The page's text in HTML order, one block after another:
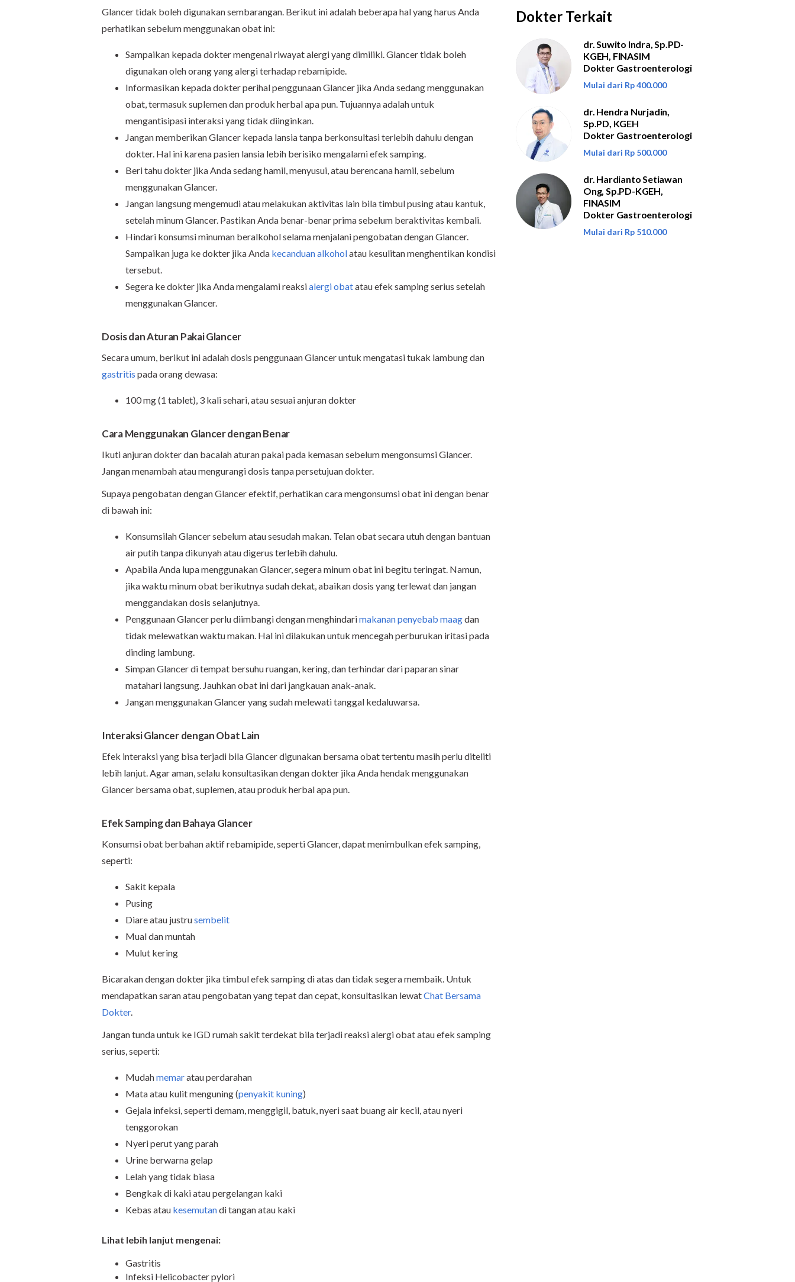
Glancer tidak boleh digunakan sembarangan. Berikut ini adalah beberapa hal yang harus Anda
perhatikan sebelum menggunakan obat ini:
Sampaikan kepada dokter mengenai riwayat alergi yang dimiliki. Glancer tidak boleh
digunakan oleh orang yang alergi terhadap rebamipide.
Informasikan kepada dokter perihal penggunaan Glancer jika Anda sedang menggunakan
obat, termasuk suplemen dan produk herbal apa pun. Tujuannya adalah untuk
mengantisipasi interaksi yang tidak diinginkan.
Jangan memberikan Glancer kepada lansia tanpa berkonsultasi terlebih dahulu dengan
dokter. Hal ini karena pasien lansia lebih berisiko mengalami efek samping.
Beri tahu dokter jika Anda sedang hamil, menyusui, atau berencana hamil, sebelum
menggunakan Glancer.
Jangan langsung mengemudi atau melakukan aktivitas lain bila timbul pusing atau kantuk,
setelah minum Glancer. Pastikan Anda benar-benar prima sebelum beraktivitas kembali.
Hindari konsumsi minuman beralkohol selama menjalani pengobatan dengan Glancer.
Sampaikan juga ke dokter jika Anda kecanduan alkoholatau kesulitan menghentikan kondisi
tersebut.
Segera ke dokter jika Anda mengalami reaksialergi obatatau efek samping serius setelah
menggunakan Glancer.
Dosis dan Aturan Pakai Glancer
Secara umum, berikut ini adalah dosis penggunaan Glancer untuk mengatasi tukak lambung dan
gastritis pada orang dewasa:
100 mg (1 tablet), 3 kali sehari, atau sesuai anjuran dokter
Cara Menggunakan Glancer dengan Benar
Ikuti anjuran dokter dan bacalah aturan pakai pada kemasan sebelum mengonsumsi Glancer.
Jangan menambah atau mengurangi dosis tanpa persetujuan dokter.
Supaya pengobatan dengan Glancer efektif, perhatikan cara mengonsumsi obat ini dengan benar
di bawah ini:
Konsumsilah Glancer sebelum atau sesudah makan. Telan obat secara utuh dengan bantuan
air putih tanpa dikunyah atau digerus terlebih dahulu.
Apabila Anda lupa menggunakan Glancer, segera minum obat ini begitu teringat. Namun,
jika waktu minum obat berikutnya sudah dekat, abaikan dosis yang terlewat dan jangan
menggandakan dosis selanjutnya.
Penggunaan Glancer perlu diimbangi dengan menghindarimakanan penyebab maagdan
tidak melewatkan waktu makan. Hal ini dilakukan untuk mencegah perburukan iritasi pada
dinding lambung.
Simpan Glancer di tempat bersuhu ruangan, kering, dan terhindar dari paparan sinar
matahari langsung. Jauhkan obat ini dari jangkauan anak-anak.
Jangan menggunakan Glancer yang sudah melewati tanggal kedaluwarsa.
Interaksi Glancer dengan Obat Lain
Efek interaksi yang bisa terjadi bila Glancer digunakan bersama obat tertentu masih perlu diteliti
lebih lanjut. Agar aman, selalu konsultasikan dengan dokter jika Anda hendak menggunakan
Glancer bersama obat, suplemen, atau produk herbal apa pun.
Efek Samping dan Bahaya Glancer
Konsumsi obat berbahan aktif rebamipide, seperti Glancer, dapat menimbulkan efek samping,
seperti:
Sakit kepala
Pusing
Diare atau justrusembelit
Mual dan muntah
Mulut kering
Bicarakan dengan dokter jika timbul efek samping di atas dan tidak segera membaik. Untuk
mendapatkan saran atau pengobatan yang tepat dan cepat, konsultasikan lewatChat Bersama
Dokter.
Jangan tunda untuk ke IGD rumah sakit terdekat bila terjadi reaksi alergi obat atau efek samping
serius, seperti:
Mudahmemaratau perdarahan
Mata atau kulit menguning (penyakit kuning)
Gejala infeksi, seperti demam, menggigil, batuk, nyeri saat buang air kecil, atau nyeri
tenggorokan
Nyeri perut yang parah
Urine berwarna gelap
Lelah yang tidak biasa
Bengkak di kaki atau pergelangan kaki
Kebas atau kesemutandi tangan atau kaki
Lihat lebih lanjut mengenai:
Gastritis
Infeksi Helicobacter pylori
Dokter Terkait